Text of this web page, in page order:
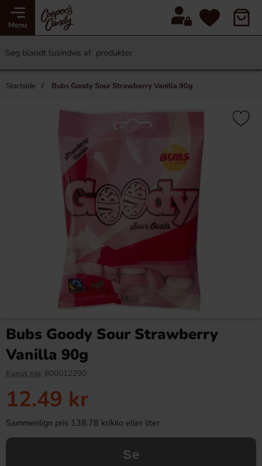
Menu
Startside Bubs Goody Sour Strawberry Vanilla 90g
Bubs Goody Sour Strawberry
Vanilla 90g
Kunst nej: 800012290
12.49 kr
Sammenlign pris 138.78 kr/kilo eller liter
Se